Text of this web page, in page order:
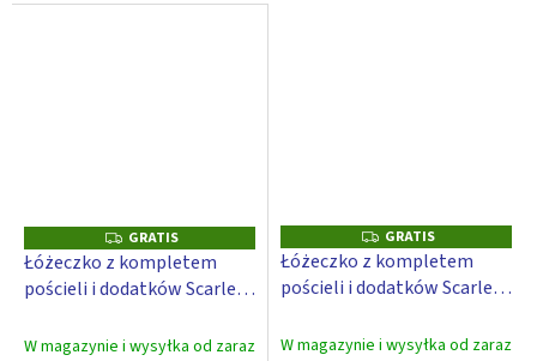
G
R
A
T
GRATIS
Łóżeczko z kompletem
pościeli i dodatków Scarlett
W magazynie i wysyłka od zaraz
G
R
A
T
GRATIS
Łóżeczko z kompletem
pościeli i dodatków Scarlett
W magazynie i wysyłka od zaraz